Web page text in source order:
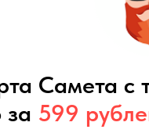
Самета с
за 599